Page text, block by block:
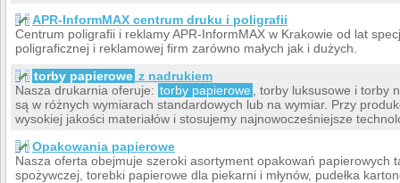
APR-InformMAX centrum druku i poligrafii
Centrum poligrafii i reklamy APR-InformMAX w Krakowie od lat
poligraficznej i reklamowej firm zarówno małych jak i dużych.
torby papierowe z nadrukiem
Nasza drukarnia oferuje: torby papierowe
, torby luksusowe i torby
są w różnych wymiarach standardowych lub na wymiar. Przy
wysokiej jakości materiałów i stosujemy najnowocześniejsze
Opakowania papierowe
Nasza oferta obejmuje szeroki asortyment opakowań papierowych
spożywczej, torebki papierowe dla piekarni i młynów, pudełka